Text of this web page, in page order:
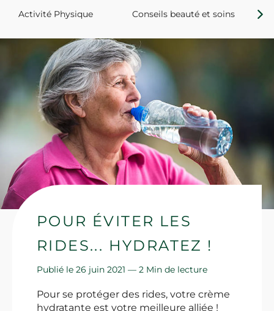
Activité Physique Conseils beauté et soins
POUR ÉVITER LES
RIDES... HYDRATEZ !
Publié le 26 juin 2021 — 2 Min de lecture
Pour se protéger des rides, votre crème
hydratante est votre meilleure alliée !